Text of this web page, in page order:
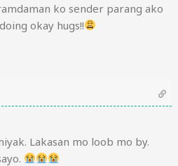
ko sender parang ako
okay hugs!!
Lakasan mo loob mo by.